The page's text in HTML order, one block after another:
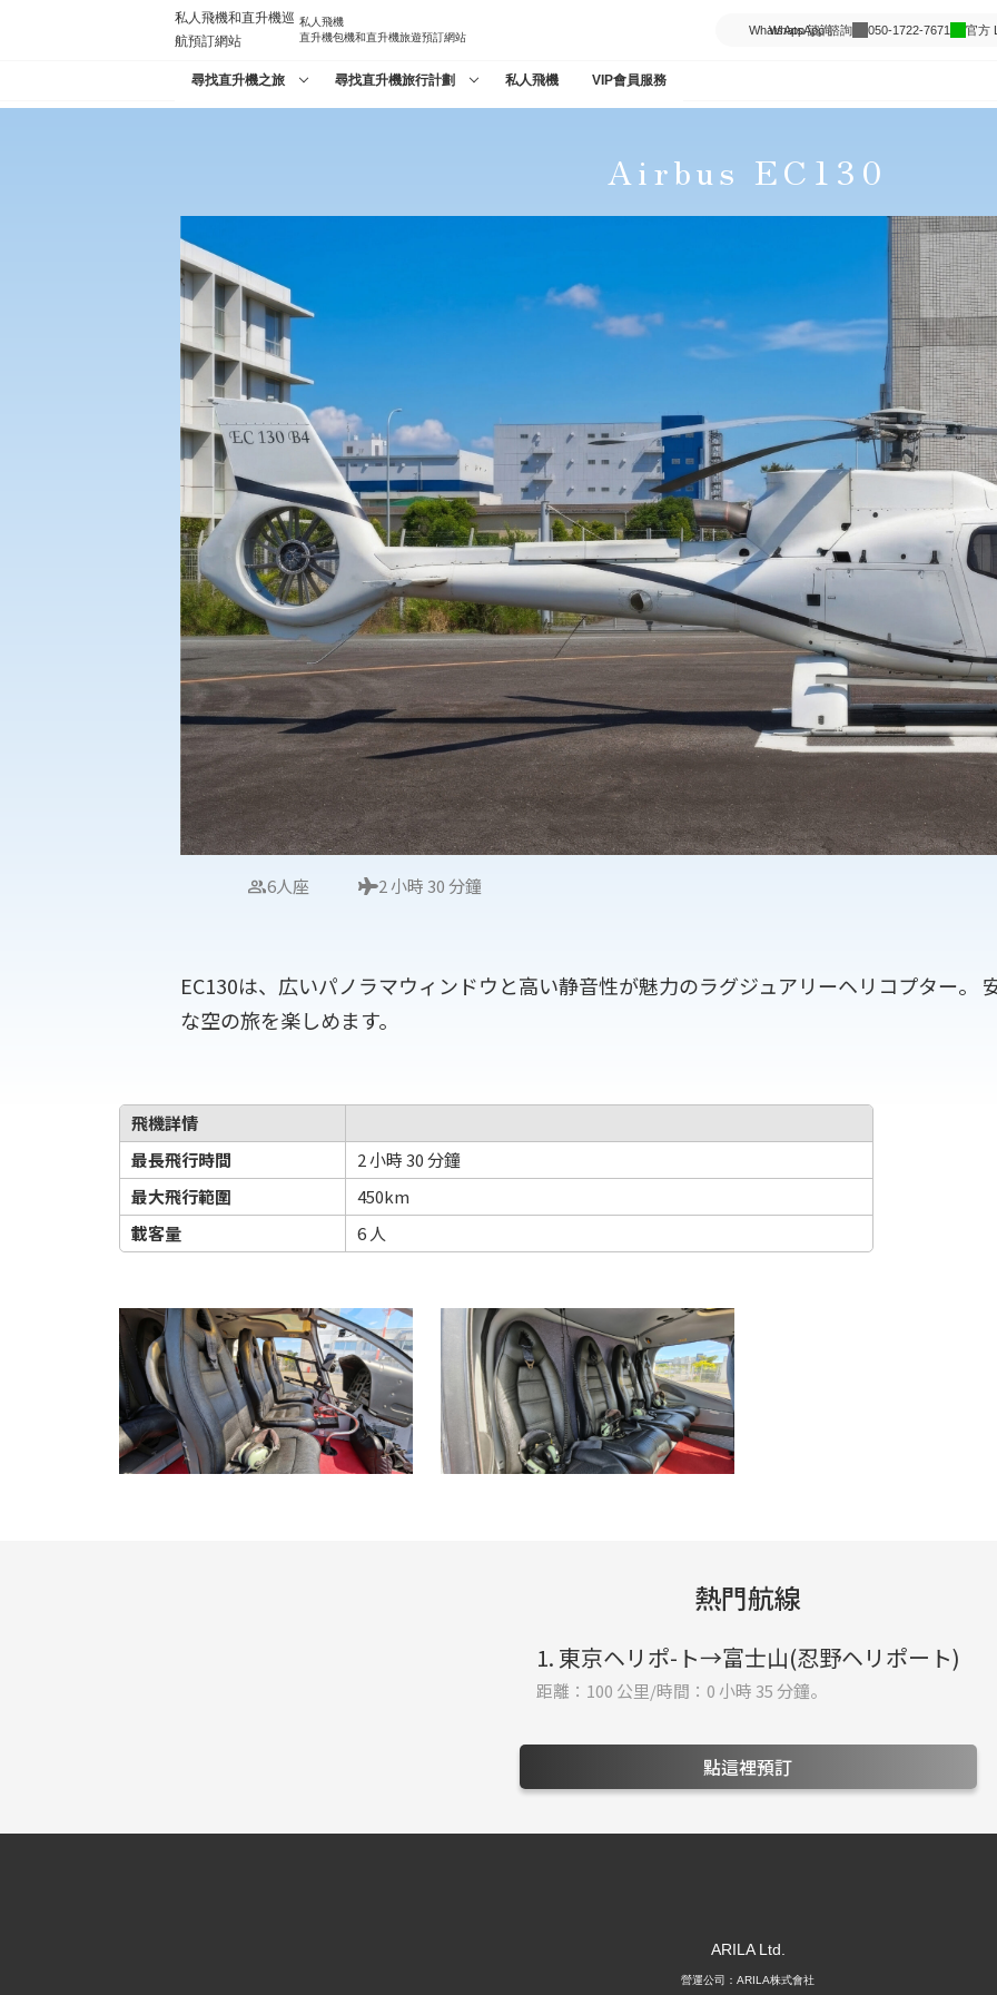
私人飛機
直升機包機和直升機旅遊預訂網站
WhatsApp 諮詢 050-1722-7671 官方
尋找直升機之旅 尋找直升機旅行計劃 私人飛機 VIP會員服務
Airbus EC130
6人座 2 小時 30 分鐘
EC130は、広いパノラマウィンドウと高い静音性が魅力のラグジュアリーヘリコプター。
な空の旅を楽しめます。
飛機詳情
最長飛行時間
2 小時 30 分鐘
最大飛行範圍
450km
載客量
6 人
熱門航線
1. 東京ヘリポ-ト→富士山(忍野ヘリポート)
距離：100 公里/時間：0 小時 35 分鐘。
點這裡預訂
營運公司：ARILA株式會社